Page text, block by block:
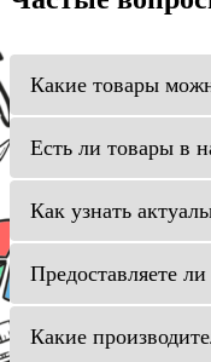
Какие товары
Есть ли товары в
Как узнать
Предоставляете
Какие